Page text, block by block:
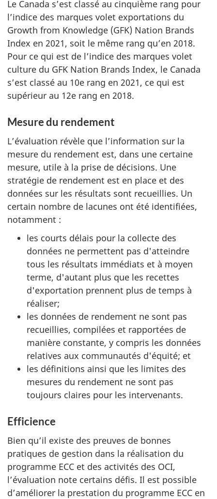
Le Canada s’est classé au cinquième rang pour
l’indice des marques volet exportations du
Growth from Knowledge (GFK) Nation Brands
Index en 2021, soit le même rang qu’en 2018.
Pour ce qui est de l’indice des marques volet
culture du GFK Nation Brands Index, le Canada
s’est classé au 10e rang en 2021, ce qui est
supérieur au 12e rang en 2018.
Mesure du rendement
L’évaluation révèle que l’information sur la
mesure du rendement est, dans une certaine
mesure, utile à la prise de décisions. Une
stratégie de rendement est en place et des
données sur les résultats sont recueillies. Un
certain nombre de lacunes ont été identifiées,
notamment :
les courts délais pour la collecte des
données ne permettent pas d'atteindre
tous les résultats immédiats et à moyen
terme, d'autant plus que les recettes
d'exportation prennent plus de temps à
réaliser;
les données de rendement ne sont pas
recueillies, compilées et rapportées de
manière constante, y compris les données
relatives aux communautés d'équité; et
les définitions ainsi que les limites des
mesures du rendement ne sont pas
toujours claires pour les intervenants.
Efficience
Bien qu’il existe des preuves de bonnes
pratiques de gestion dans la réalisation du
programme ECC et des activités des OCI,
l’évaluation note certains défis. Il est possible
d’améliorer la prestation du programme ECC en